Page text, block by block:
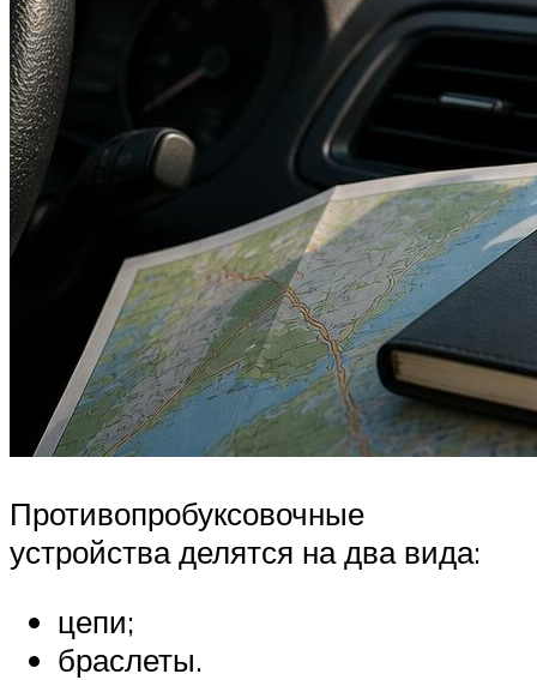
Противопробуксовочные
устройства делятся на два вида:
цепи;
браслеты.